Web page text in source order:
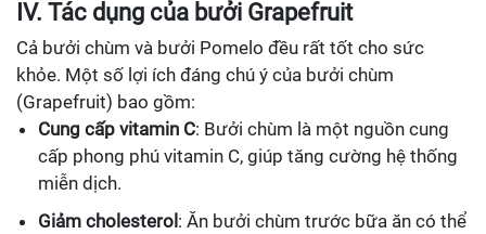
IV. Tác dụng của bưởi Grapefruit
Cả bưởi chùm và bưởi Pomelo đều rất tốt cho sức
khỏe. Một số lợi ích đáng chú ý của bưởi chùm
(Grapefruit) bao gồm:
Cung cấp vitamin C: Bưởi chùm là một nguồn cung
cấp phong phú vitamin C, giúp tăng cường hệ thống
miễn dịch.
Giảm cholesterol : Ăn bưởi chùm trước bữa ăn có thể